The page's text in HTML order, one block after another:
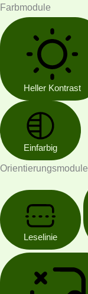
Farbmodule
Heller Kontrast
Einfarbig
Orientierungsmodule
Leselinie